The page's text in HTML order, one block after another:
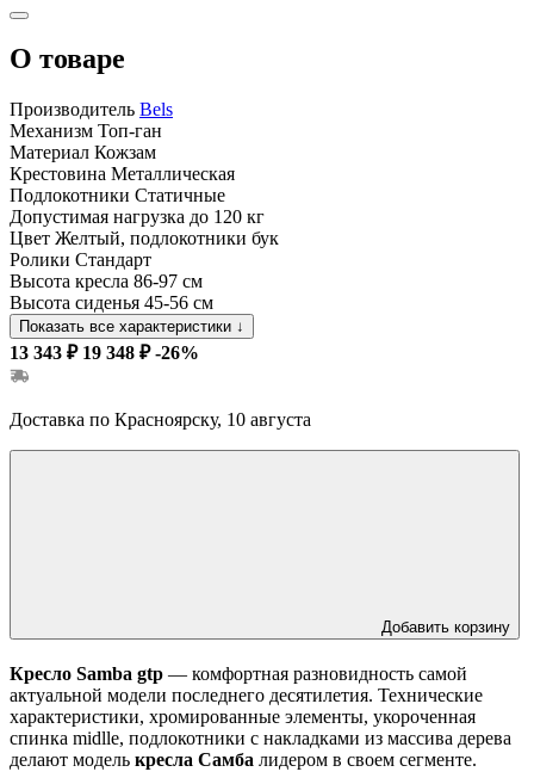
О товаре
Производитель Bels
Механизм Топ-ган
Материал Кожзам
Крестовина Металлическая
Подлокотники Статичные
Допустимая нагрузка до 120 кг
Цвет Желтый, подлокотники бук
Ролики Стандарт
Высота кресла 86-97 см
Высота сиденья 45-56 см
Показать все характеристики ↓
13 343 ₽ 19 348 ₽ -26%
Доставка по Красноярску, 10 августа
Добавить корзину
Кресло Samba gtp — комфортная разновидность самой
актуальной модели последнего десятилетия. Технические
характеристики, хромированные элементы, укороченная
спинка midlle, подлокотники с накладками из массива дерева
делают модель кресла Самба лидером в своем сегменте.